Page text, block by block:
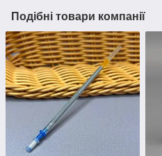
Подібні товари компанії